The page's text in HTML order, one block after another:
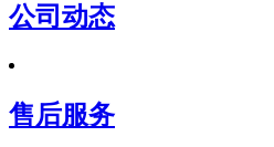
公司动态
售后服务